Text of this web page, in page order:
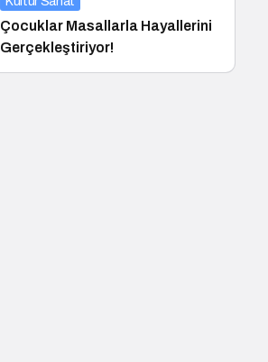
Çocuklar Masallarla Hayallerini
Gerçekleştiriyor!